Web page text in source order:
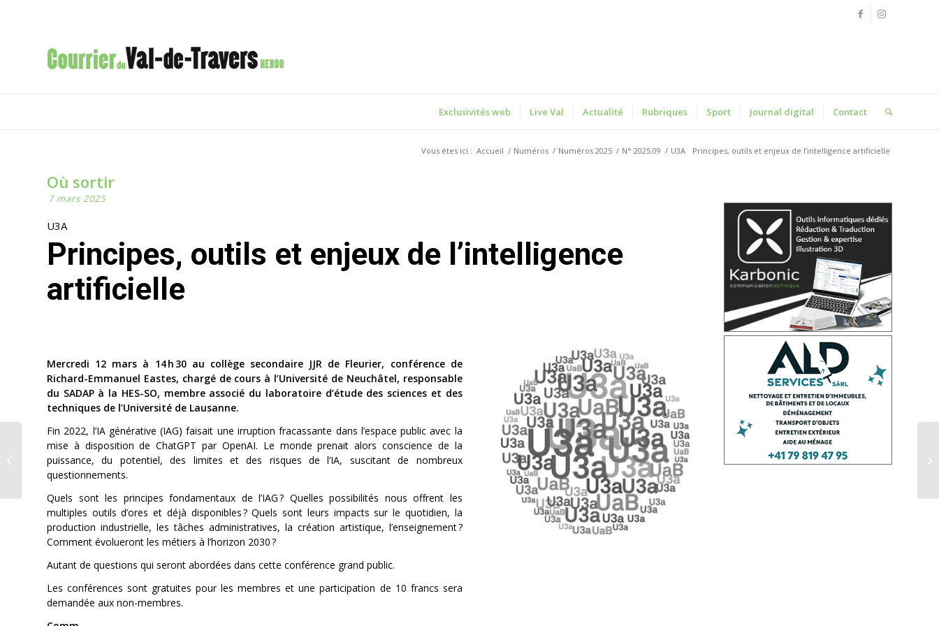
Exclusivités web Live Val Actualité Rubriques Sport Journal digital Contact
Vous êtes ici : Accueil / Numéros / Numéros 2025 / N° 2025.09 / U3A Principes, outils et enjeux de l’intelligence artificielle
Où sortir
7 mars 2025
U3A
Principes, outils et enjeux de l’intelligence
artificielle
Mercredi 12 mars à 14 h 30 au collège secondaire JJR de Fleurier, conférence de
Richard-Emmanuel Eastes, chargé de cours à l’Université de Neuchâtel, responsable
du SADAP à la HES-SO, membre associé du laboratoire d’étude des sciences et des
techniques de l’Université de Lausanne.
Fin 2022, l’IA générative (IAG) faisait une irruption fracassante dans l’espace public avec la
mise à disposition de ChatGPT par OpenAI. Le monde prenait alors conscience de la
puissance, du potentiel, des limites et des risques de l’IA, suscitant de nombreux
questionnements.
Quels sont les principes fondamentaux de l’IAG ? Quelles possibilités nous offrent les
multiples outils d’ores et déjà disponibles ? Quels sont leurs impacts sur le quotidien, la
production industrielle, les tâches administratives, la création artistique, l’enseignement ?
Comment évolueront les métiers à l’horizon 2030 ?
Autant de questions qui seront abordées dans cette conférence grand public.
Les conférences sont gratuites pour les membres et une participation de 10 francs sera
demandée aux non-membres.
Le Lynx
La loi du bâillon